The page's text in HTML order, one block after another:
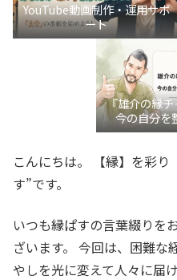
YouTube動画制作・運用サポ
ート
『雄介の縁
今の自分を
き”言語
こんにちは。 【縁】を彩
す”です。
いつも縁ぱすの言葉綴りを
ざいます。 今回は、困難な
やしを光に変えて人々に届